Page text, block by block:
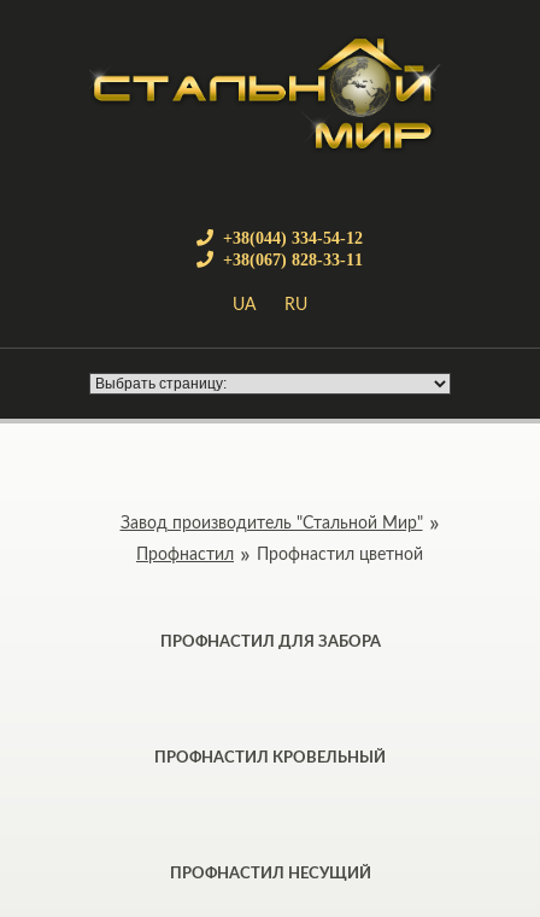
+38(044) 334-54-12
+38(067) 828-33-11
UA RU
Завод производитель "Стальной Мир"
Профнастил
Профнастил цветной
ПРОФНАСТИЛ ДЛЯ ЗАБОРА
ПРОФНАСТИЛ КРОВЕЛЬНЫЙ
ПРОФНАСТИЛ НЕСУЩИЙ